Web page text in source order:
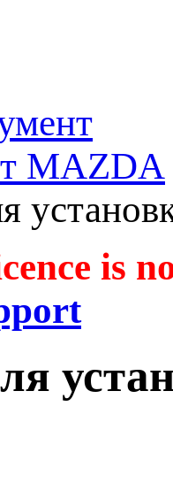
MAZDA
is